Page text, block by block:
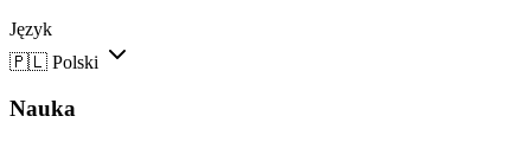
Język
🇵🇱 Polski
Nauka